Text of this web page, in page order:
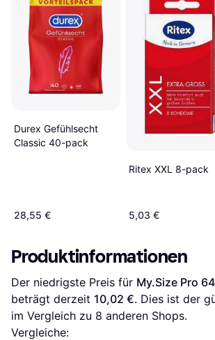
Durex Gefühlsecht
Classic 40-pack
28,55 €
Ritex XXL 8-pack
5,03 €
Produktinformationen
Der niedrigste Preis für My.Size Pro
beträgt derzeit 10,02 €. Dies ist der
im Vergleich zu 8 anderen Shops.
Vergleiche: